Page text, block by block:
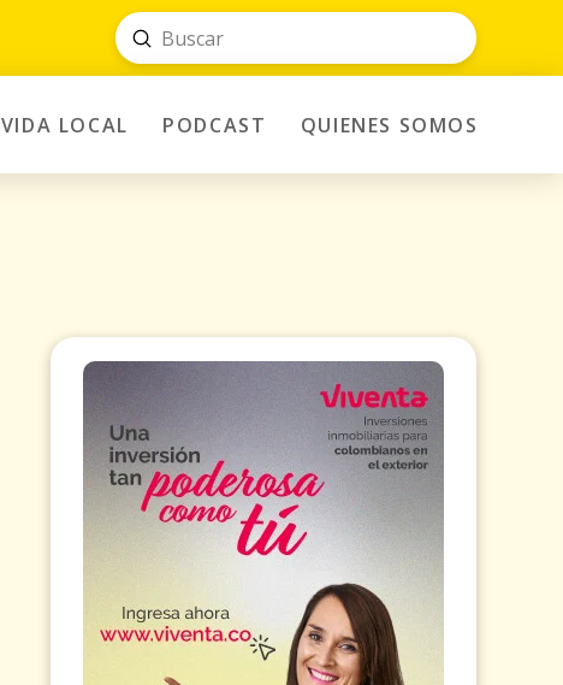
Search
Submit
VIDA LOCAL PODCAST QUIENES SOMOS